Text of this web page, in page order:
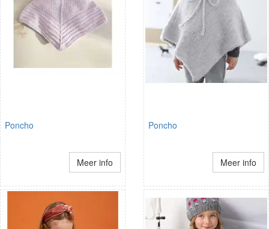
Poncho
Meer info
Poncho
Meer info